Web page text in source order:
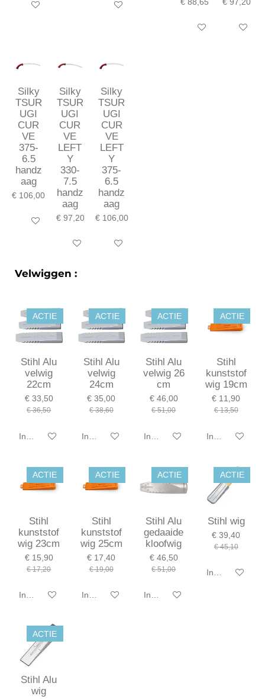
In winkelwagen In winkelwagen
In winkelwagen
In
Silky
TSUR
UGI
CUR
VE
375-
6.5
handz
aag
€ 106,00
In winkelwagen
Silky
TSUR
UGI
CUR
VE
LEFT
Y
330-
7.5
handz
aag
€ 97,20
In winkelwagen
Silky
TSUR
UGI
CUR
VE
LEFT
Y
375-
6.5
handz
aag
€ 106,00
In winkelwagen
Velwiggen :
ACTIE
Stihl Alu
velwig
22cm
€ 33,50
€ 36,50
In winkelwagen
ACTIE
Stihl Alu
velwig
24cm
€ 35,00
€ 38,60
In winkelwagen
ACTIE
Stihl Alu
velwig 26
cm
€ 46,00
€ 51,00
In winkelwagen
ACTIE
Stihl
kunststof
wig 19cm
€ 11,90
€ 13,50
In winkelwagen
ACTIE
Stihl
kunststof
wig 23cm
€ 15,90
€ 17,20
In winkelwagen
ACTIE
Stihl
kunststof
wig 25cm
€ 17,40
€ 19,00
In winkelwagen
ACTIE
Stihl Alu
gedaaide
kloofwig
€ 46,50
€ 51,00
In winkelwagen
ACTIE
Stihl wig
€ 39,40
€ 45,10
In winkelwagen
ACTIE
Stihl Alu
wig